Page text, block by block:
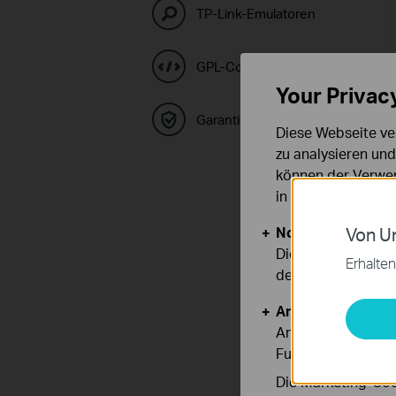
TP-Link-Emulatoren
GPL-Code-Center
Garantie
Von
Your
Diese Webseite
zu analysieren
können der
in unseren
Notwendige
Diese Cookies
deaktiviert werden.
Analyse- und
Analyse-Cookies
Funktionsweise
Die Marketing-